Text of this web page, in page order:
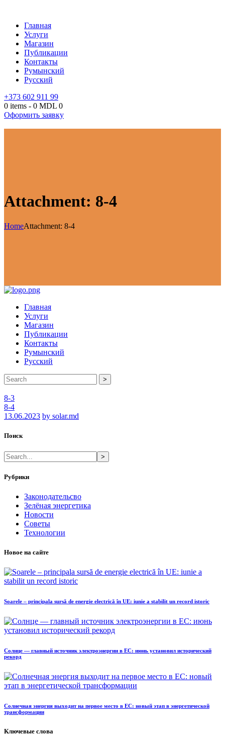
Главная
Услуги
Магазин
Публикации
Контакты
Румынский
Русский
+373 602 911 99
0 items - 0 MDL 0
Оформить заявку
Attachment: 8-4
HomeAttachment: 8-4
Главная
Услуги
Магазин
Публикации
Контакты
Румынский
Русский
>
8-3
8-4
13.06.2023 by solar.md
Поиск
>
Рубрики
Законодательсво
Зелёная энергетика
Новости
Советы
Технологии
Новое на сайте
Soarele – principala sursă de energie electrică în UE: iunie a stabilit un record istoric
Солнце — главный источник электроэнергии в ЕС: июнь установил исторический
рекорд
Солнечная энергия выходит на первое место в ЕС: новый этап в энергетической
трансформации
Ключевые слова